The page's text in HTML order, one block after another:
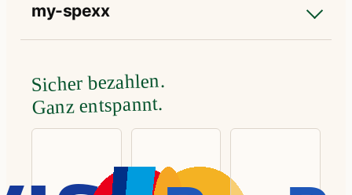
my-spexx
Sicher bezahlen.
Ganz entspannt.